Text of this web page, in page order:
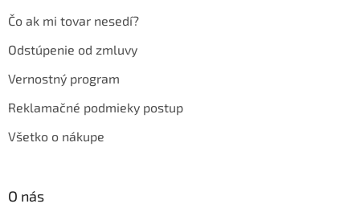
Čo ak mi tovar nesedí?
Odstúpenie od zmluvy
Vernostný program
Reklamačné podmieky postup
Všetko o nákupe
O nás